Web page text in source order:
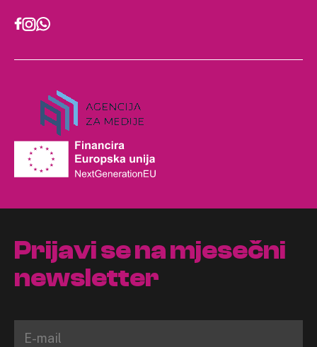
Prijavi se na mjesečni
newsletter